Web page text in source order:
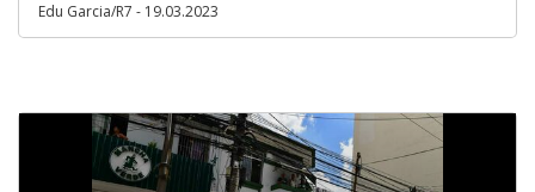
Edu Garcia/R7 - 19.03.2023